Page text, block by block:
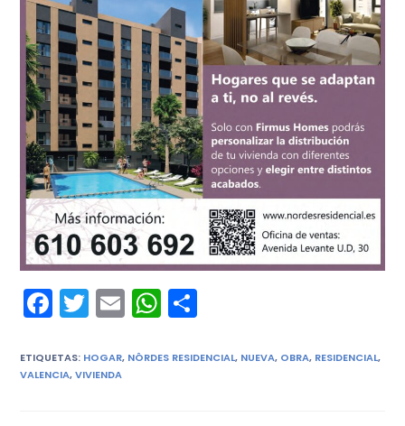
F
c
e
T
itt
er
E
ai
W
a m
ETIQUETAS: HOGAR, NÔRDES RESIDENCIAL, NUEVA, OBRA, RESIDENCIAL,
VALENCIA, VIVIENDA